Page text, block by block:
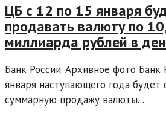
ЦБ с 12 по 15 января
продавать валюту по
миллиарда рублей в
Банк России. Архивное фото Банк
января наступающего года будет
суммарную продажу валюты...